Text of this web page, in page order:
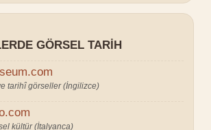
GÖRSEL TARIH
tarihî görseller (İngilizce)
kültür (İtalyanca)